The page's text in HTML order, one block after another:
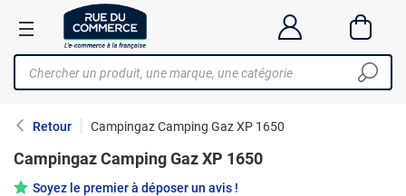
Retour Campingaz Camping Gaz XP 1650
Campingaz Camping Gaz XP 1650
Soyez le premier à déposer un avis !